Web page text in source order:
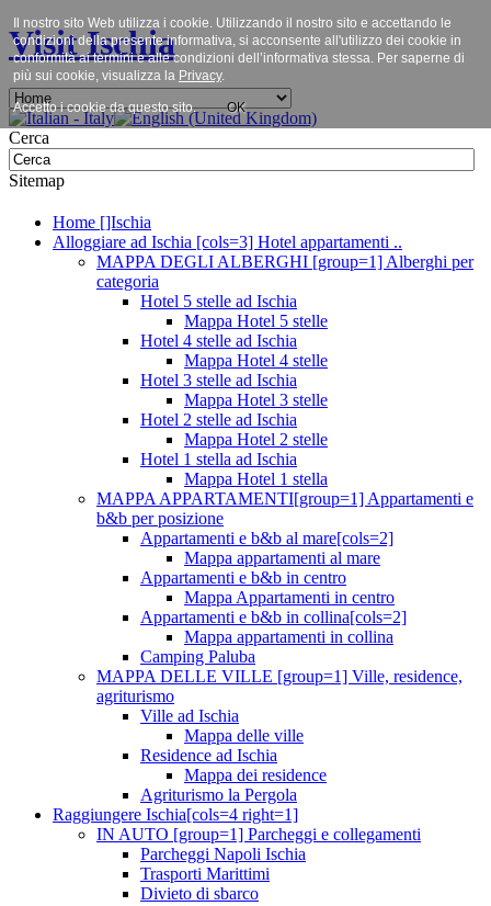
Visit Ischia
Cerca
Sitemap
Home []Ischia
Alloggiare ad Ischia [cols=3] Hotel appartamenti ..
MAPPA DEGLI ALBERGHI [group=1] Alberghi per
categoria
Hotel 5 stelle ad Ischia
Mappa Hotel 5 stelle
Hotel 4 stelle ad Ischia
Mappa Hotel 4 stelle
Hotel 3 stelle ad Ischia
Mappa Hotel 3 stelle
Hotel 2 stelle ad Ischia
Mappa Hotel 2 stelle
Hotel 1 stella ad Ischia
Mappa Hotel 1 stella
MAPPA APPARTAMENTI[group=1] Appartamenti e
b&b per posizione
Appartamenti e b&b al mare[cols=2]
Mappa appartamenti al mare
Appartamenti e b&b in centro
Mappa Appartamenti in centro
Appartamenti e b&b in collina[cols=2]
Mappa appartamenti in collina
Camping Paluba
MAPPA DELLE VILLE [group=1] Ville, residence,
agriturismo
Ville ad Ischia
Mappa delle ville
Residence ad Ischia
Mappa dei residence
Agriturismo la Pergola
Raggiungere Ischia[cols=4 right=1]
IN AUTO [group=1] Parcheggi e collegamenti
Parcheggi Napoli Ischia
Trasporti Marittimi
Divieto di sbarco
Il nostro sito Web utilizza i cookie. Utilizzando il nostro sito e accettando le
condizioni della presente informativa, si acconsente all'utilizzo dei cookie in
conformità ai termini e alle condizioni dell’informativa stessa. Per saperne di
più sui cookie, visualizza la Privacy.
Accetto i cookie da questo sito. OK